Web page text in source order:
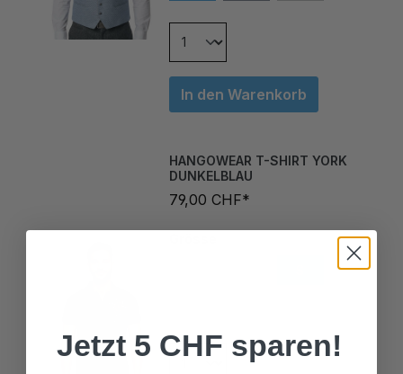
In den Warenkorb
HANGOWEAR T-SHIRT YORK
DUNKELBLAU
79,00 CHF*
Jetzt 5 CHF sparen!